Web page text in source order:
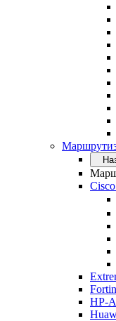
Cisco
HP-